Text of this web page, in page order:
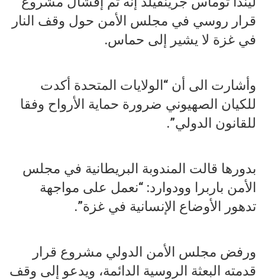
قرار روسي في مجلس الأمن حول وقف النار
في غزة لا يشير إلى حماس.
وأشارت الى أن “الولايات المتحدة أكدت
للكيان الصهيوني ضرورة حماية الأرواح وفقا
للقانون الدولي”.
بدورها قالت المندوبة البريطانية في مجلس
الأمن باربرا وودوارد: “نعمل على مواجهة
تدهور الأوضاع الإنسانية في غزة”.
ورفض مجلس الأمن الدولي مشروع قرار
قدمته البعثة الروسية الدائمة، ويدعو إلى وقف